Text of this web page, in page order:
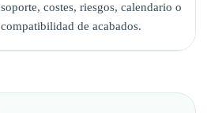
soporte, costes, riesgos, calendario o
compatibilidad de acabados.